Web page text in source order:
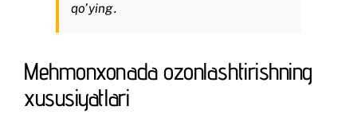
qo’ying.
Mehmonxonada ozonlashtirishning
xususiyatlari